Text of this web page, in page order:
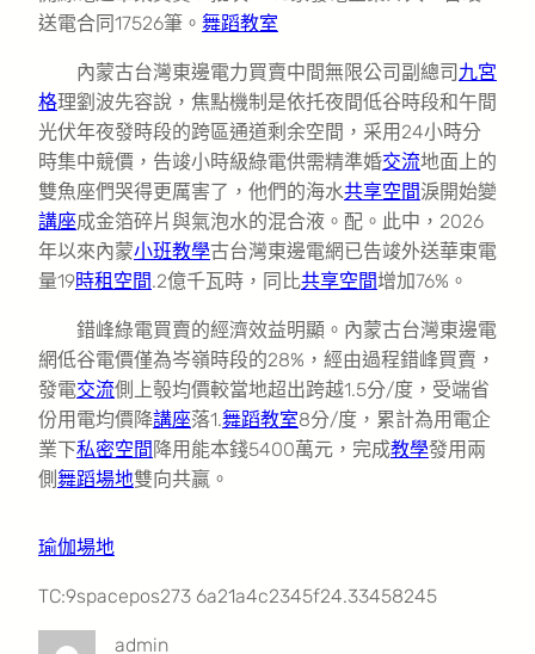
送電合同17526筆。 舞蹈教室
內蒙古台灣東邊電力買賣中間無限公司副總司 九宮
格理劉波先容說，焦點機制是依托夜間低谷時段和午間
光伏年夜發時段的跨區通道剩余空間，采用24小時分
時集中競價，告竣小時級綠電供需精準婚交流地面上的
雙魚座們哭得更厲害了，他們的海水共享空間淚開始變
講座成金箔碎片與氣泡水的混合液。配。此中，2026
年以來內蒙小班教學古台灣東邊電網已告竣外送華東電
量19時租空間.2億千瓦時，同比共享空間增加76%。
錯峰綠電買賣的經濟效益明顯。內蒙古台灣東邊電
網低谷電價僅為岑嶺時段的28%，經由過程錯峰買賣，
發電交流側上彀均價較當地超出跨越1.5分/度，受端省
份用電均價降講座落1.舞蹈教室8分/度，累計為用電企
業下私密空間 降用能本錢5400萬元，完成教學發用兩
側舞蹈場地雙向共贏。
瑜伽場地
TC:9spacepos273 6a21a4c2345f24.33458245
admin